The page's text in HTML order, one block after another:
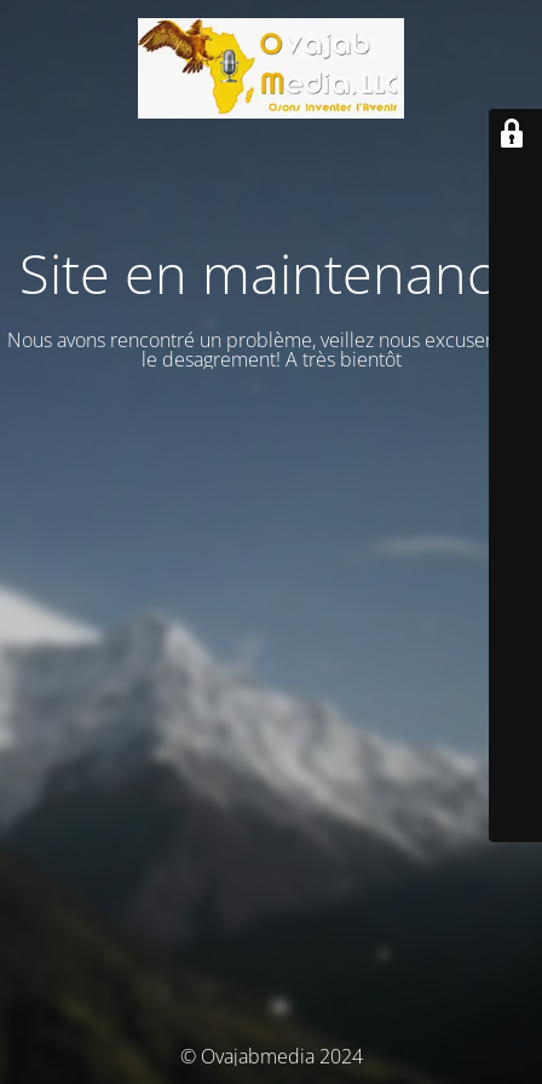
Site en maintenance
Nous avons rencontré un problème, veillez nous excuser vour
le desagrement! A très bientôt
© Ovajabmedia 2024